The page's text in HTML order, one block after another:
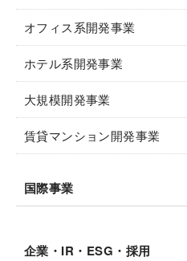
オフィス系開発事業
ホテル系開発事業
大規模開発事業
賃貸マンション開発事業
国際事業
企業・IR・ESG・採用